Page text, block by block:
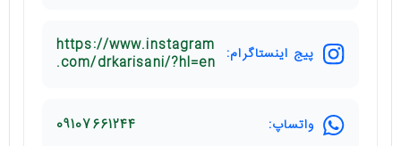
پیج اینستاگرام:
https://www.instagram
.com/drkarisani/?hl=en
واتساپ: 09107661244